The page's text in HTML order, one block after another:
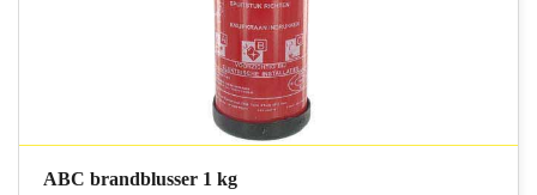
ABC brandblusser 1 kg